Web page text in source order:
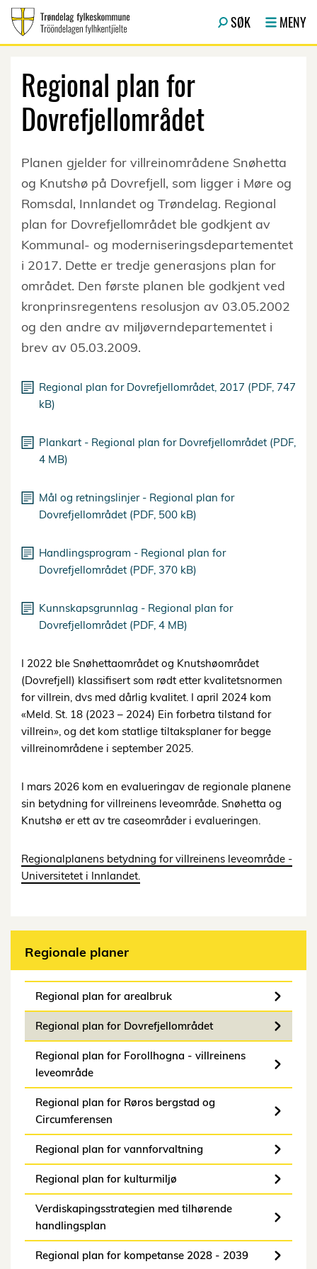
SØK MENY
Regional plan for
Dovrefjellområdet
Planen gjelder for villreinområdene Snøhetta
og Knutshø på Dovrefjell, som ligger i Møre og
Romsdal, Innlandet og Trøndelag. Regional
plan for Dovrefjellområdet ble godkjent av
Kommunal- og moderniseringsdepartementet
i 2017. Dette er tredje generasjons plan for
området. Den første planen ble godkjent ved
kronprinsregentens resolusjon av 03.05.2002
og den andre av miljøverndepartementet i
brev av 05.03.2009.
Regional plan for Dovrefjellområdet, 2017 (PDF, 747
kB)
Plankart - Regional plan for Dovrefjellområdet (PDF,
4 MB)
Mål og retningslinjer - Regional plan for
Dovrefjellområdet (PDF, 500 kB)
Handlingsprogram - Regional plan for
Dovrefjellområdet (PDF, 370 kB)
Kunnskapsgrunnlag - Regional plan for
Dovrefjellområdet (PDF, 4 MB)
I 2022 ble Snøhettaområdet og Knutshøområdet
(Dovrefjell) klassifisert som rødt etter kvalitetsnormen
for villrein, dvs med dårlig kvalitet. I april 2024 kom
«Meld. St. 18 (2023 – 2024) Ein forbetra tilstand for
villrein», og det kom statlige tiltaksplaner for begge
villreinområdene i september 2025.
I mars 2026 kom en evalueringav de regionale planene
sin betydning for villreinens leveområde. Snøhetta og
Knutshø er ett av tre caseområder i evalueringen.
Regionalplanens betydning for villreinens leveområde -
Universitetet i Innlandet.
Regionale planer
Regional plan for arealbruk
Regional plan for Dovrefjellområdet
Regional plan for Forollhogna - villreinens
leveområde
Regional plan for Røros bergstad og
Circumferensen
Regional plan for vannforvaltning
Regional plan for kulturmiljø
Verdiskapingsstrategien med tilhørende
handlingsplan
Regional plan for kompetanse 2028 - 2039